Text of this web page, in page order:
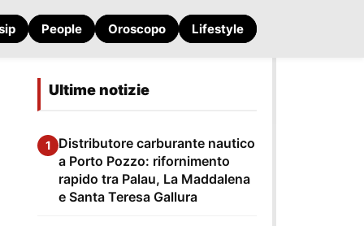
People Oroscopo Lifestyle
Ultime notizie
1
Distributore carburante nautico
a Porto Pozzo: rifornimento
rapido tra Palau, La Maddalena
e Santa Teresa Gallura